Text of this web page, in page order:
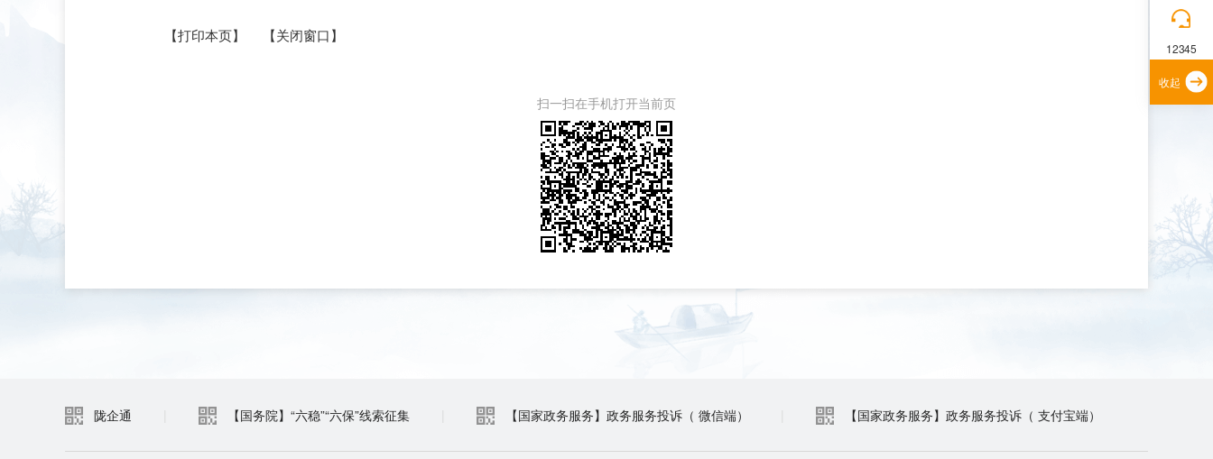
【打印本页】 【关闭窗口】
扫一扫在手机打开当前页
陇企通 【国务院】“六稳”“六保”线索征集 【国家政务服务】政务服务投诉（ 微信端） 【国家政务服务】政务服务投诉（ 支付宝端）
12345
收起